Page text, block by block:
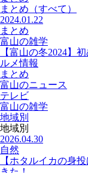
まとめ （すべて）
2024.01.22
まとめ
富山の雑学
【富山の冬2024】
ルメ情報
まとめ
富山のニュース
テレビ
富山の雑学
地域別
地域別
2026.04.30
自然
【ホタルイカの身